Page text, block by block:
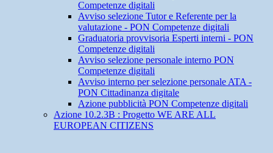
Competenze digitali
Avviso selezione Tutor e Referente per la
valutazione - PON Competenze digitali
Graduatoria provvisoria Esperti interni - PON
Competenze digitali
Avviso selezione personale interno PON
Competenze digitali
Avviso interno per selezione personale ATA -
PON Cittadinanza digitale
Azione pubblicità PON Competenze digitali
Azione 10.2.3B : Progetto WE ARE ALL
EUROPEAN CITIZENS